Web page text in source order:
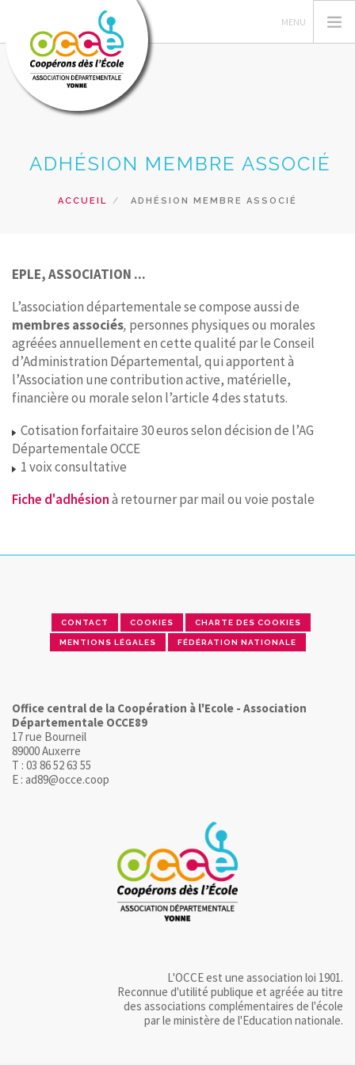
COOPÉRER
PRÊTS, SERVICES ET VENTES
RECHERCHER
CONTACT
ADHÉSION MEMBRE ASSOCIÉ
ACCUEIL ADHÉSION MEMBRE ASSOCIÉ
EPLE, ASSOCIATION ...
L’association départementale se compose aussi de
membres associés, personnes physiques ou morales
agréées annuellement en cette qualité par le Conseil
d’Administration Départemental,qui apportent à
l’Association une contribution active, matérielle,
financière ou morale selon l’article 4 des statuts.
Cotisation forfaitaire 30 euros selon décision de l’AG
Départementale OCCE
1 voix consultative
Fiche d'adhésionà retourner par mail ou voie postale
CONTACT COOKIES CHARTE DES COOKIES
MENTIONS LÉGALES FÉDÉRATION NATIONALE
Office central de la Coopération à l'Ecole - Association
Départementale OCCE89
17 rue Bourneil
89000 Auxerre
T : 03 86 52 63 55
E : ad89@occe.coop
L'OCCE est une association loi 1901.
Reconnue d'utilité publique et agréée au titre
des associations complémentaires de l'école
par le ministère de l'Education nationale.